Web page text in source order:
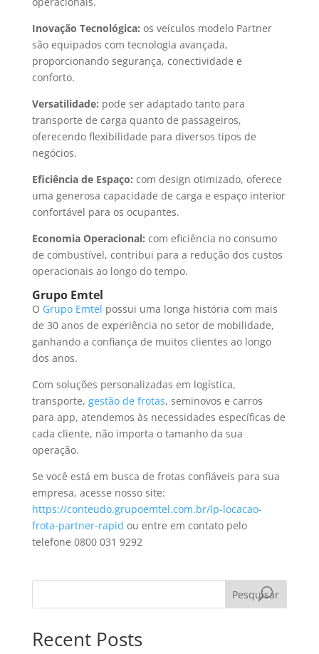
Inovação Tecnológica: os veículos modelo Partner
são equipados com tecnologia avançada,
proporcionando segurança, conectividade e
conforto.
Versatilidade: pode ser adaptado tanto para
transporte de carga quanto de passageiros,
oferecendo flexibilidade para diversos tipos de
negócios.
Eficiência de Espaço: com design otimizado, oferece
uma generosa capacidade de carga e espaço interior
confortável para os ocupantes.
Economia Operacional: com eficiência no consumo
de combustível, contribui para a redução dos custos
operacionais ao longo do tempo.
Grupo Emtel
O Grupo Emtel possui uma longa história com mais
de 30 anos de experiência no setor de mobilidade,
ganhando a confiança de muitos clientes ao longo
dos anos.
Com soluções personalizadas em logística,
transporte, gestão de frotas, seminovos e carros
para app, atendemos às necessidades específicas de
cada cliente, não importa o tamanho da sua
operação.
Se você está em busca de frotas confiáveis para sua
empresa, acesse nosso site:
https://conteudo.grupoemtel.com.br/lp-locacao-
frota-partner-rapid ou entre em contato pelo
telefone 0800 031 9292
Pesquisar
Recent Posts